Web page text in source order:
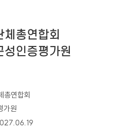
총연합회
성인증평가원
총연합회
가원